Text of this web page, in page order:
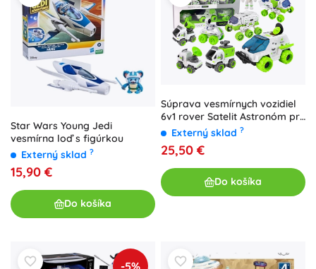
Star Wars Young Jedi
vesmírna loď s figúrkou
Externý sklad ?
15,90 €
Do košíka
Súprava vesmírnych vozidiel
6v1 rover Satelit Astronóm pre
detiExterný sklad ?
25,50 €
Do košíka
-5%